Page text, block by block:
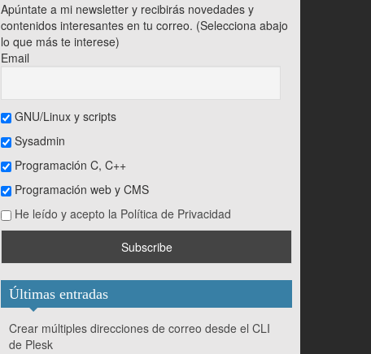
Apúntate a mi newsletter y recibirás novedades y
contenidos interesantes en tu correo. (Selecciona abajo
lo que más te interese)
Email
GNU/Linux y scripts
Sysadmin
Programación C, C++
Programación web y CMS
He leído y acepto la Política de Privacidad
Últimas entradas
Crear múltiples direcciones de correo desde el CLI
de Plesk